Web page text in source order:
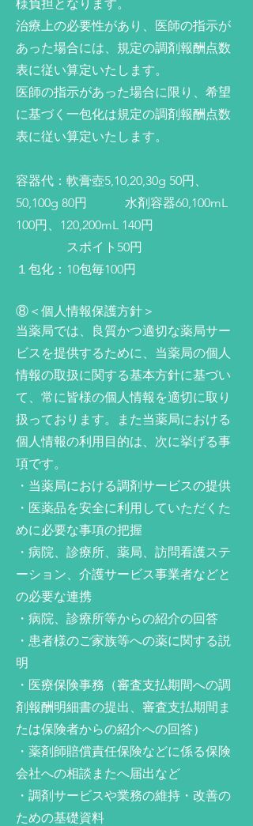
様負担となります。
治療上の必要性があり、医師の指示が
あった場合には、規定の調剤報酬点数
表に従い算定いたします。
医師の指示があった場合に限り、希望
に基づく一包化は規定の調剤報酬点数
表に従い算定いたします。
容器代：軟膏壺5,10,20,30g 50円、
50,100g 80円 水剤容器60,100mL
100円、120,200mL 140円
スポイト50円
１包化：10包毎100円
⑧＜個人情報保護方針＞
当薬局では、良質かつ適切な薬局サー
ビスを提供するために、当薬局の個人
情報の取扱に関する基本方針に基づい
て、常に皆様の個人情報を適切に取り
扱っております。また当薬局における
個人情報の利用目的は、次に挙げる事
項です。
・当薬局における調剤サービスの提供
・医薬品を安全に利用していただくた
めに必要な事項の把握
・病院、診療所、薬局、訪問看護ステ
ーション、介護サービス事業者などと
の必要な連携
・病院、診療所等からの紹介の回答
・患者様のご家族等への薬に関する説
明
・医療保険事務（審査支払期間への調
剤報酬明細書の提出、審査支払期間ま
たは保険者からの紹介への回答）
・薬剤師賠償責任保険などに係る保険
会社への相談またへ届出など
・調剤サービスや業務の維持・改善の
ための基礎資料